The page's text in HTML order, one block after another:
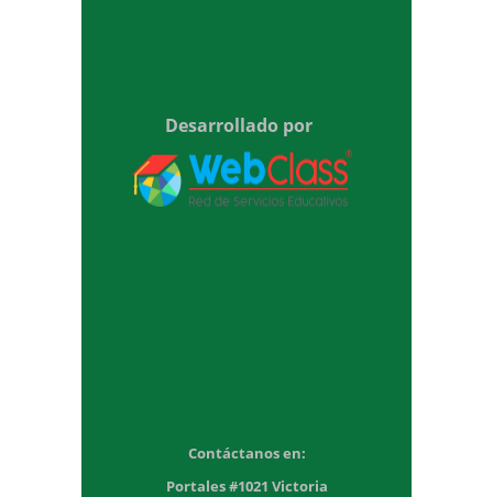
Desarrollado por
Contáctanos en:
Portales #1021 Victoria